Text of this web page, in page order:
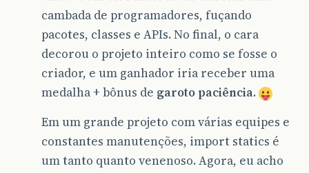
cambada de programadores, fuçando
pacotes, classes e APIs. No final, o cara
decorou o projeto inteiro como se fosse o
criador, e um ganhador iria receber uma
medalha + bônus de garoto paciência.
Em um grande projeto com várias equipes e
constantes manutenções, import statics é
um tanto quanto venenoso. Agora, eu acho